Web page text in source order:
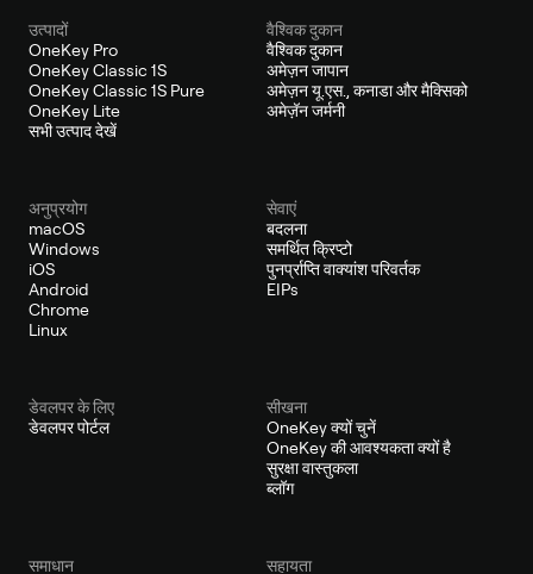
उत्पादों
OneKey Pro
OneKey Classic 1S
OneKey Classic 1S Pure
OneKey Lite
सभी उत्पाद देखें
वैश्विक दुकान
वैश्विक दुकान
अमेज़न जापान
अमेज़न यू.एस., कनाडा और मैक्सिको
अमेज़ॅन जर्मनी
अनुप्रयोग
macOS
Windows
iOS
Android
Chrome
Linux
सेवाएं
बदलना
समर्थित क्रिप्टो
पुनर्प्राप्ति वाक्यांश परिवर्तक
EIPs
डेवलपर के लिए
डेवलपर पोर्टल
सीखना
OneKey क्यों चुनें
OneKey की आवश्यकता क्यों है
सुरक्षा वास्तुकला
ब्लॉग
समाधान
सहायता